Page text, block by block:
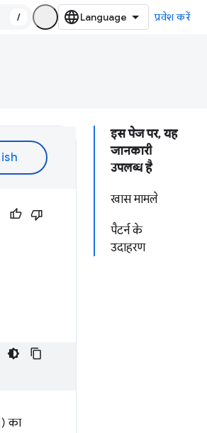
/ प्रवेश करें
इस पेज पर, यह
जानकारी
उपलब्ध है
खास मामले
पैटर्न के
उदाहरण
) का